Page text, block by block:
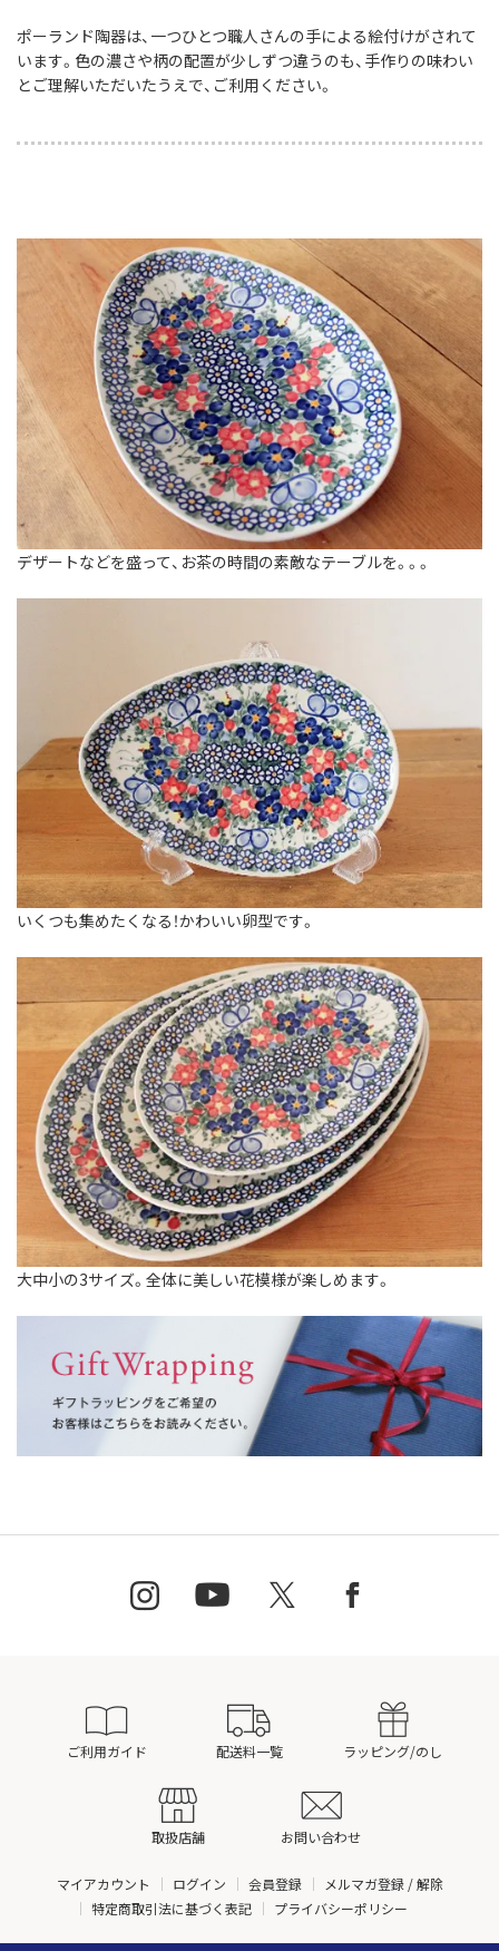
ポーランド陶器は、一つひとつ職人さんの手による絵付けがされて
います。色の濃さや柄の配置が少しずつ違うのも、手作りの味わい
とご理解いただいたうえで、ご利用ください。
デザートなどを盛って、お茶の時間の素敵なテーブルを。。。
いくつも集めたくなる！かわいい卵型です。
大中小の3サイズ。全体に美しい花模様が楽しめます。
ご利用ガイド 配送料一覧 ラッピング/のし
取扱店舗 お問い合わせ
マイアカウント ログイン 会員登録
メルマガ登録 / 解除
特定商取引法に基づく表記
プライバシーポリシー